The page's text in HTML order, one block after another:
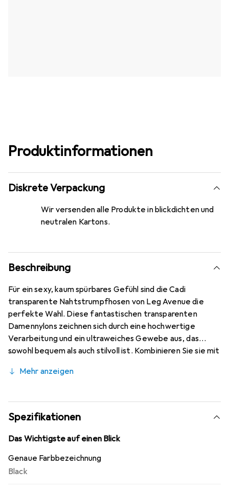
Produktinformationen
Diskrete Verpackung
Wir versenden alle Produkte in blickdichten und
neutralen Kartons.
Beschreibung
Für ein sexy, kaum spürbares Gefühl sind die Cadi
transparente Nahtstrumpfhosen von Leg Avenue die
perfekte Wahl. Diese fantastischen transparenten
Damennylons zeichnen sich durch eine hochwertige
Verarbeitung und ein ultraweiches Gewebe aus, das
sowohl bequem als auch stilvoll ist. Kombinieren Sie sie mit
verführerischen Look.
Mehr anzeigen
Spezifikationen
Das Wichtigste auf einen Blick
Genaue Farbbezeichnung
Black